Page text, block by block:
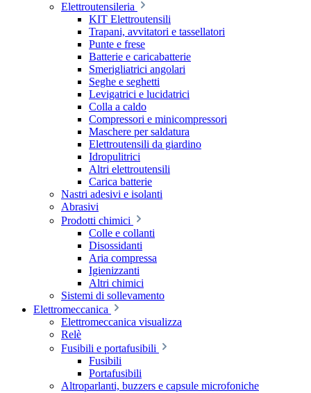
Elettroutensileria
KIT Elettroutensili
Trapani, avvitatori e tassellatori
Punte e frese
Batterie e caricabatterie
Smerigliatrici angolari
Seghe e seghetti
Levigatrici e lucidatrici
Colla a caldo
Compressori e minicompressori
Maschere per saldatura
Elettroutensili da giardino
Idropulitrici
Altri elettroutensili
Carica batterie
Nastri adesivi e isolanti
Abrasivi
Prodotti chimici
Colle e collanti
Disossidanti
Aria compressa
Igienizzanti
Altri chimici
Sistemi di sollevamento
Elettromeccanica
Elettromeccanica visualizza
Relè
Fusibili e portafusibili
Fusibili
Portafusibili
Altroparlanti, buzzers e capsule microfoniche